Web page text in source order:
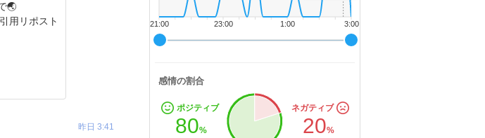
昨日 3:41
3:00
1:00
23:00
21:00
感情の割合
ポジティブ
80%
ネガティブ
20%